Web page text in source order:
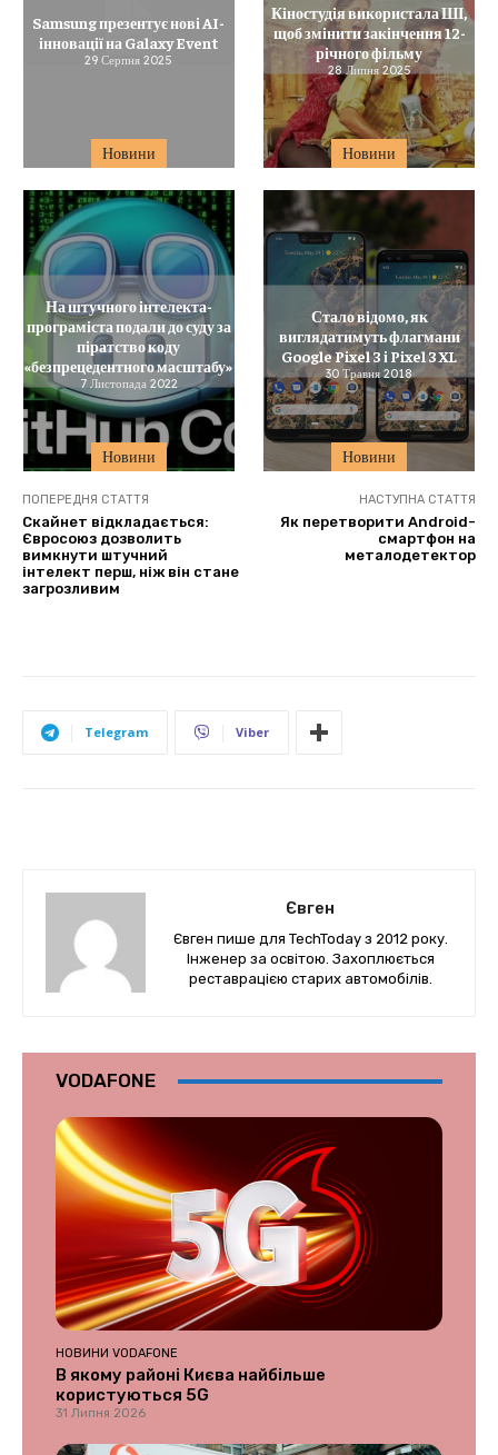
Новини
Samsung презентує нові AI-
інновації на Galaxy Event
29 Серпня 2025
Новини
Кіностудія використала ШІ,
щоб змінити закінчення 12-
річного фільму
28 Липня 2025
Новини
На штучного інтелекта-
програміста подали до суду за
піратство коду
«безпрецедентного масштабу»
7 Листопада 2022
Новини
Стало відомо, як
виглядатимуть флагмани
Google Pixel 3 і Pixel 3 XL
30 Травня 2018
ПОПЕРЕДНЯ СТАТТЯ
Скайнет відкладається:
Євросоюз дозволить
вимкнути штучний
інтелект перш, ніж він стане
загрозливим
НАСТУПНА СТАТТЯ
Як перетворити Android-
смартфон на
металодетектор
Telegram Viber
Євген
Євген пише для TechToday з 2012 року.
Інженер за освітою. Захоплюється
реставрацією старих автомобілів.
VODAFONE
НОВИНИ VODAFONE
В якому районі Києва найбільше
користуються 5G
31 Липня 2026